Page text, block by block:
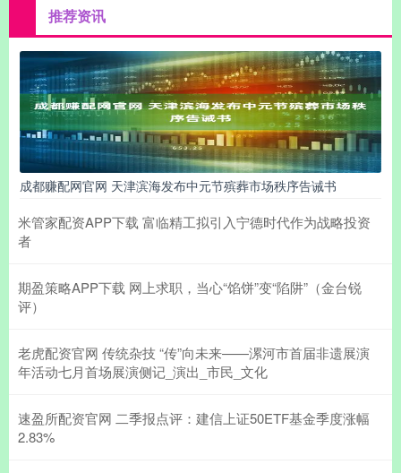
推荐资讯
成都赚配网官网 天津滨海发布中元节殡葬市场秩序告诫书
米管家配资APP下载 富临精工拟引入宁德时代作为战略投资
者
期盈策略APP下载 网上求职，当心“馅饼”变“陷阱”（金台锐
评）
老虎配资官网 传统杂技 “传”向未来——漯河市首届非遗展演
年活动七月首场展演侧记_演出_市民_文化
速盈所配资官网 二季报点评：建信上证50ETF基金季度涨幅
2.83%